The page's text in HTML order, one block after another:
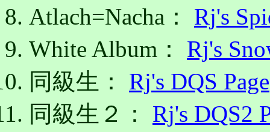
Atlach=Nacha： Rj's
White Album： Rj's
同級生： Rj's DQS Page
同級生２： Rj's DQS2